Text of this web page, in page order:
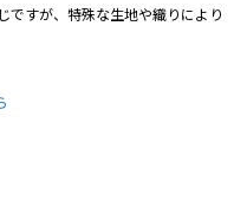
ですが、特殊な生地や織りにより